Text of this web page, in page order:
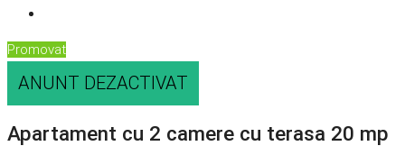
Promovat
ANUNT DEZACTIVAT
Apartament cu 2 camere cu terasa 20 mp